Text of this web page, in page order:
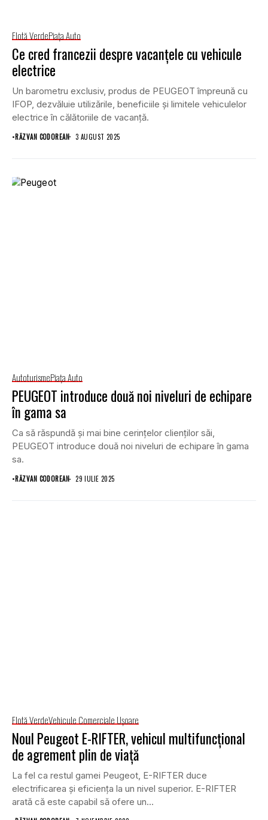
Flotă VerdePiaţa Auto
Ce cred francezii despre vacanțele cu vehicule
electrice
Un barometru exclusiv, produs de PEUGEOT împreună cu
IFOP, dezvăluie utilizările, beneficiile și limitele vehiculelor
electrice în călătoriile de vacanță.
•RĂZVAN CODOREAN 3 AUGUST 2025
AutoturismePiaţa Auto
PEUGEOT introduce două noi niveluri de echipare
în gama sa
Ca să răspundă și mai bine cerințelor clienților săi,
PEUGEOT introduce două noi niveluri de echipare în gama
sa.
•RĂZVAN CODOREAN 29 IULIE 2025
Flotă VerdeVehicule Comerciale Uşoare
Noul Peugeot E-RIFTER, vehicul multifuncțional
de agrement plin de viață
La fel ca restul gamei Peugeot, E-RIFTER duce
electrificarea și eficiența la un nivel superior. E-RIFTER
arată că este capabil să ofere un...